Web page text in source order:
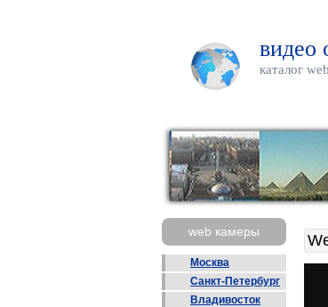
видео
каталог
web камеры
Москва
Санкт-Петербург
Владивосток